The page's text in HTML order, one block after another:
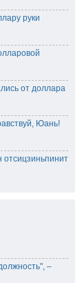
руки
от доллара
Юань!
–